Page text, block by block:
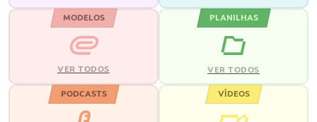
MODELOS
VER TODOS
PLANILHAS
VER TODOS
PODCASTS VÍDEOS